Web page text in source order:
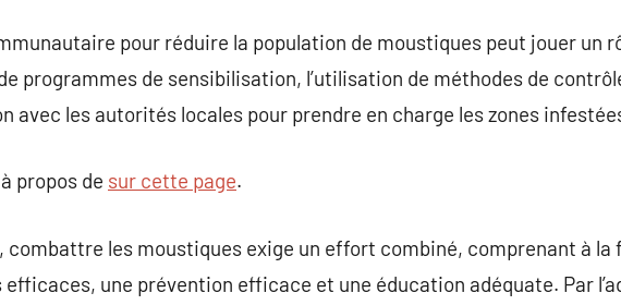
pour réduire la population de moustiques peut jouer un
programmes de sensibilisation, l’utilisation de méthodes de
avec les autorités locales pour prendre en charge les zones
propos de sur cette page.
combattre les moustiques exige un effort combiné, comprenant à la
une prévention efficace et une éducation adéquate. Par